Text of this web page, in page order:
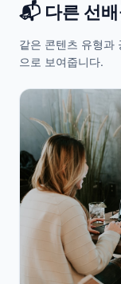
📬 다른 선
같은 콘텐츠 유형과
으로 보여줍니다.